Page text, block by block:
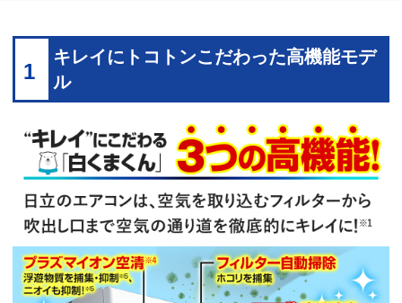
1
キレイにトコトンこだわった高機能モデ
ル